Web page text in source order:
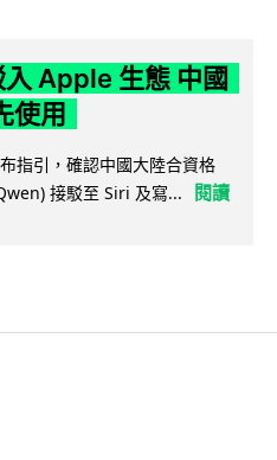
Apple 生態 中國
使用
指引，確認中國大陸合資格
接駁至 Siri 及寫...
閱讀